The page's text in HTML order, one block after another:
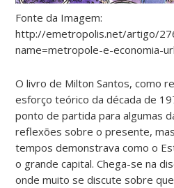
Fonte da Imagem:
http://emetropolis.net/artigo/
name=metropole-e-economia-
O livro de Milton Santos, como
esforço teórico da década de
ponto de partida para algumas
reflexões sobre o presente,
tempos demonstrava como o
o grande capital. Chega-se na
onde muito se discute sobre